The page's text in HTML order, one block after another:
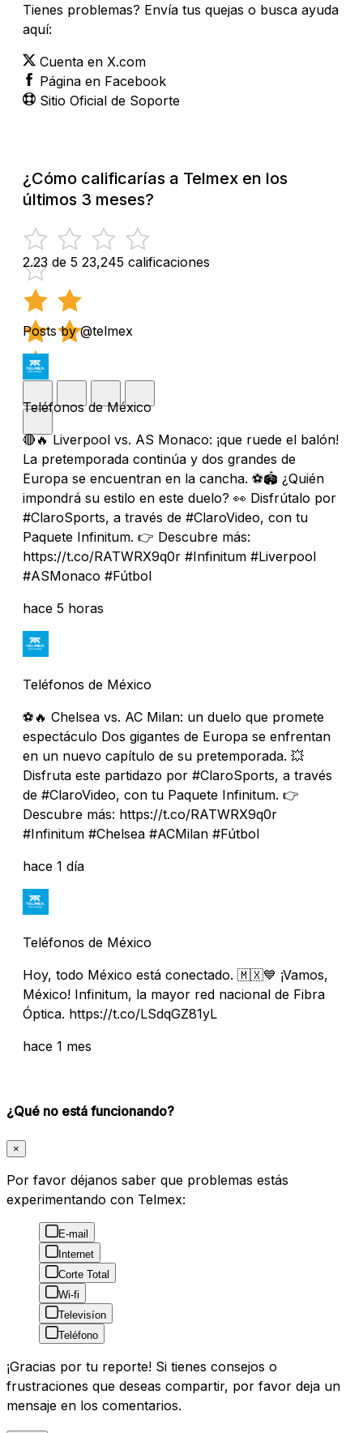
Tienes problemas? Envía tus quejas o busca ayuda
aquí:
Cuenta en X.com
Página en Facebook
Sitio Oficial de Soporte
¿Cómo calificarías a Telmex en los
últimos 3 meses?
2.23 de 5 23,245 calificaciones
Posts by @telmex
Teléfonos de México
🔴🔥 Liverpool vs. AS Monaco: ¡que ruede el balón!
La pretemporada continúa y dos grandes de
Europa se encuentran en la cancha. ⚽️🏟️ ¿Quién
impondrá su estilo en este duelo? 👀 Disfrútalo por
#ClaroSports, a través de #ClaroVideo, con tu
Paquete Infinitum. 👉 Descubre más:
https://t.co/RATWRX9q0r #Infinitum #Liverpool
#ASMonaco #Fútbol
hace 5 horas
Teléfonos de México
⚽️🔥 Chelsea vs. AC Milan: un duelo que promete
espectáculo Dos gigantes de Europa se enfrentan
en un nuevo capítulo de su pretemporada. 💥
Disfruta este partidazo por #ClaroSports, a través
de #ClaroVideo, con tu Paquete Infinitum. 👉
Descubre más: https://t.co/RATWRX9q0r
#Infinitum #Chelsea #ACMilan #Fútbol
hace 1 día
Teléfonos de México
Hoy, todo México está conectado. 🇲🇽💙 ¡Vamos,
México! Infinitum, la mayor red nacional de Fibra
Óptica. https://t.co/LSdqGZ81yL
hace 1 mes
¿Qué no está funcionando?
×
Por favor déjanos saber que problemas estás
experimentando con Telmex:
E-mail
Internet
Corte Total
Wi-fi
Televisíon
Teléfono
¡Gracias por tu reporte! Si tienes consejos o
frustraciones que deseas compartir, por favor deja un
mensaje en los comentarios.